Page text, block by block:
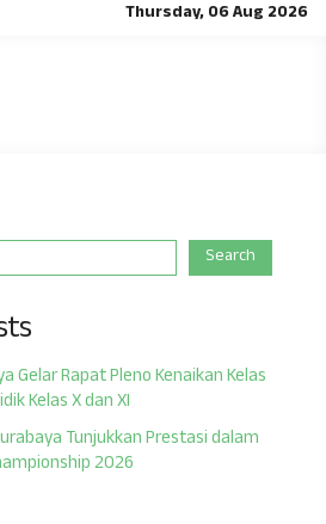
Thursday, 06 Aug 2026
Search
Gelar Rapat Pleno Kenaikan Kelas
Kelas X dan XI
Tunjukkan Prestasi dalam
2026